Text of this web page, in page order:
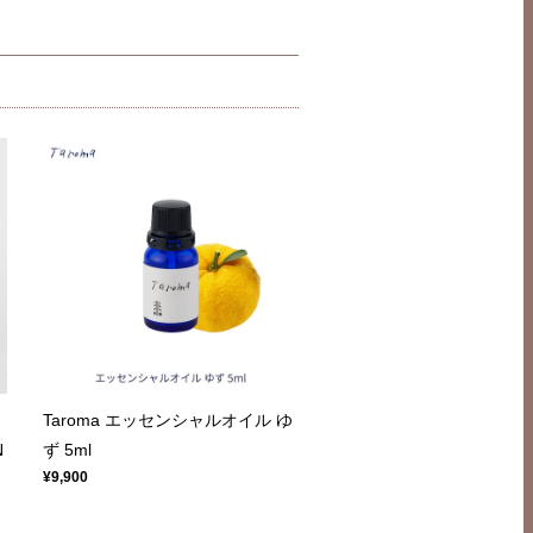
Taroma エッセンシャルオイル ゆ
ず 5ml
¥9,900